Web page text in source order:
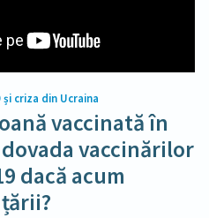
criza din Ucraina
vaccinată în
vaccinărilor
dacă acum